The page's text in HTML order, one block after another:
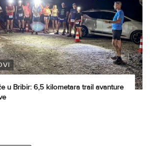
u Bribir: 6,5 kilometara trail avanture